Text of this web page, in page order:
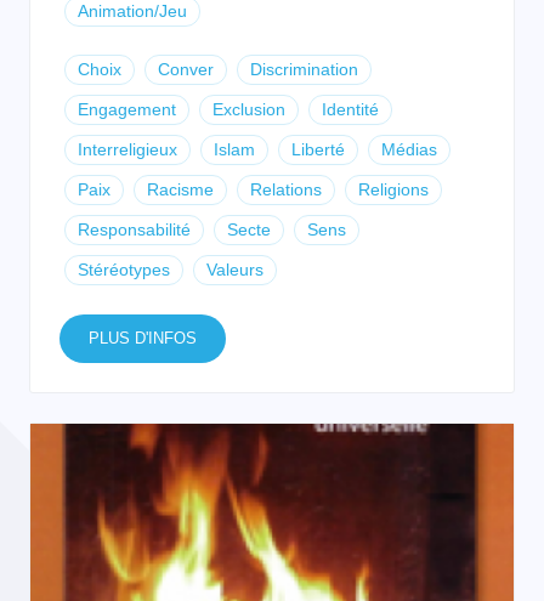
Animation/Jeu
Choix Conver Discrimination
Engagement Exclusion Identité
Interreligieux Islam Liberté Médias
Paix Racisme Relations Religions
Responsabilité Secte Sens
Stéréotypes Valeurs
PLUS D'INFOS